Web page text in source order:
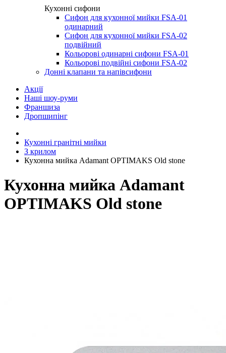
Кухонні сифони
Сифон для кухонної мийки FSA-01
одинарний
Сифон для кухонної мийки FSA-02
подвійний
Кольорові одинарні сифони FSA-01
Кольорові подвійні сифони FSA-02
Донні клапани та напівсифони
Акції
Наші шоу-руми
Франшиза
Дропшипінг
Кухонні гранітні мийки
З крилом
Кухонна мийка Adamant OPTIMAKS Old stone
Кухонна мийка Adamant
OPTIMAKS Old stone